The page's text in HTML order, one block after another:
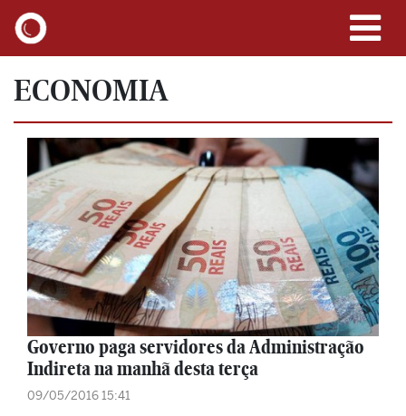
ECONOMIA
Governo paga servidores da Administração
Indireta na manhã desta terça
09/05/2016 15:41